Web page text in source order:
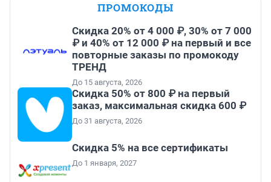
ПРОМОКОДЫ
Скидка 20% от 4 000 ₽, 30% от 7 000
₽ и 40% от 12 000 ₽ на первый и все
повторные заказы по промокоду
ТРЕНД
До 15 августа, 2026
Скидка 50% от 800 ₽ на первый
заказ, максимальная скидка 600 ₽
До 31 августа, 2026
Скидка 5% на все сертификаты
До 1 января, 2027